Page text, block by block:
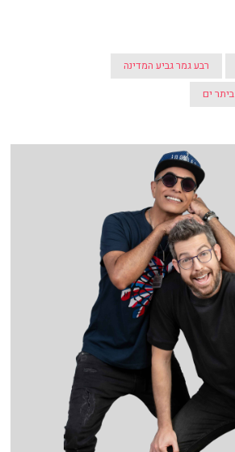
רבע גמר גביע המדינה
ביתר ים